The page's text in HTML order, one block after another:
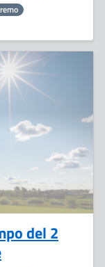
del 2